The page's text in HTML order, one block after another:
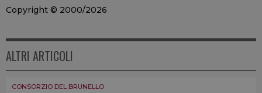
Copyright © 2000/2026
ALTRI ARTICOLI
CONSORZIO DEL BRUNELLO